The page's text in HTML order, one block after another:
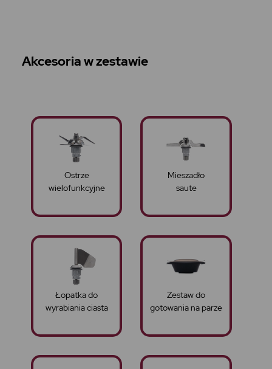
Akcesoria w zestawie
Ostrze
wielofunkcyjne
Mieszadło
saute
Łopatka do
wyrabiania ciasta
Zestaw do
gotowania na parze